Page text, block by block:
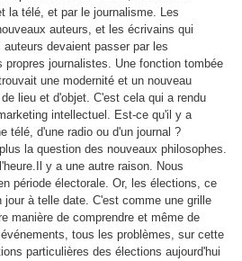
la télé, et par le journalisme. Les
auteurs, et les écrivains qui
devaient passer par les
propres journalistes. Une fonction tombée
une modernité et un nouveau
lieu et d'objet. C'est cela qui a rendu
intellectuel. Est-ce qu'il y a
télé, d'une radio ou d'un journal ?
la question des nouveaux philosophes.
y a une autre raison. Nous
période électorale. Or, les élections, ce
à telle date. C'est comme une grille
manière de comprendre et même de
tous les problèmes, sur cette
particulières des élections aujourd'hui